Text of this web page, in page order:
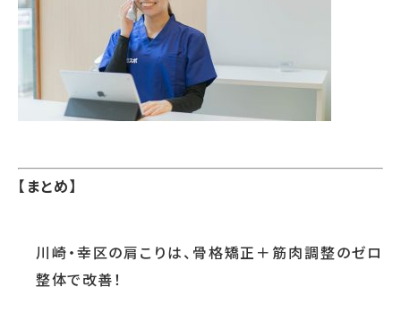
【まとめ】
川崎・幸区の肩こりは、骨格矯正＋筋肉調整のゼロ
整体で改善！